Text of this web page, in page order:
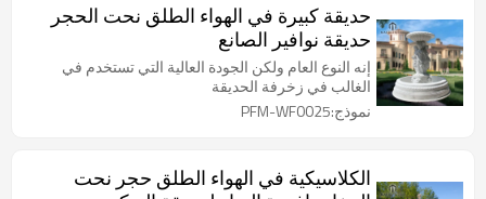
حديقة كبيرة في الهواء الطلق نحت الحجر
حديقة نوافير الصانع
إنه النوع العام ولكن الجودة العالية التي تستخدم في
الغالب في زخرفة الحديقة
نموذج:PFM-WF0025
الكلاسيكية في الهواء الطلق حجر نحت